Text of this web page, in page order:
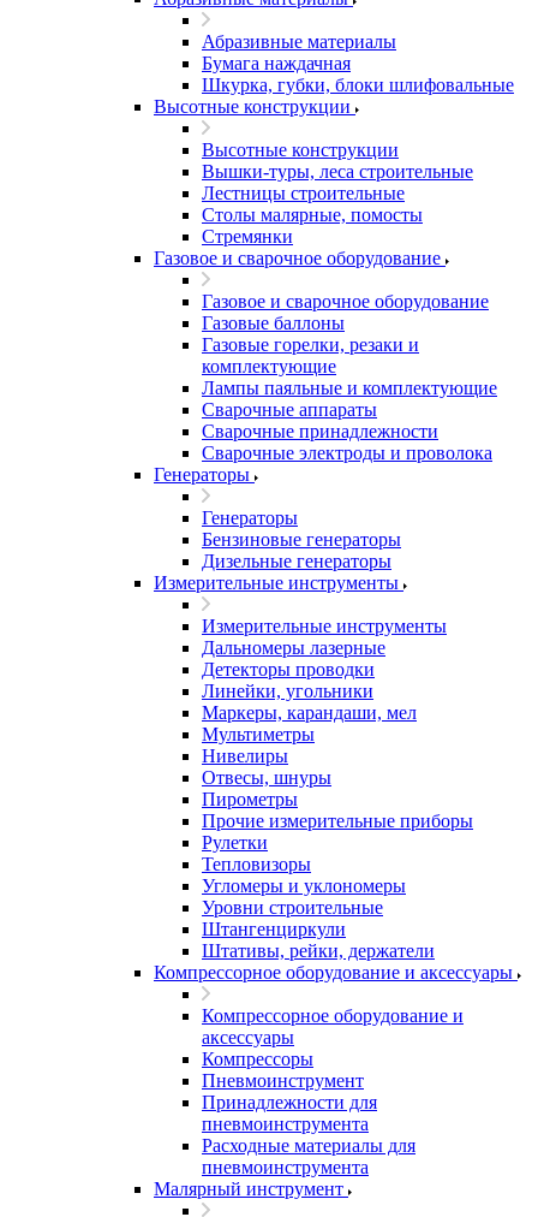
Абразивные материалы
Бумага наждачная
Шкурка, губки, блоки шлифовальные
Высотные конструкции
Высотные конструкции
Вышки-туры, леса строительные
Лестницы строительные
Столы малярные, помосты
Стремянки
Газовое и сварочное оборудование
Газовое и сварочное оборудование
Газовые баллоны
Газовые горелки, резаки и
комплектующие
Лампы паяльные и комплектующие
Сварочные аппараты
Сварочные принадлежности
Сварочные электроды и проволока
Генераторы
Генераторы
Бензиновые генераторы
Дизельные генераторы
Измерительные инструменты
Измерительные инструменты
Дальномеры лазерные
Детекторы проводки
Линейки, угольники
Маркеры, карандаши, мел
Мультиметры
Нивелиры
Отвесы, шнуры
Пирометры
Прочие измерительные приборы
Рулетки
Тепловизоры
Угломеры и уклономеры
Уровни строительные
Штангенциркули
Штативы, рейки, держатели
Компрессорное оборудование и аксессуары
Компрессорное оборудование и
аксессуары
Компрессоры
Пневмоинструмент
Принадлежности для
пневмоинструмента
Расходные материалы для
пневмоинструмента
Малярный инструмент